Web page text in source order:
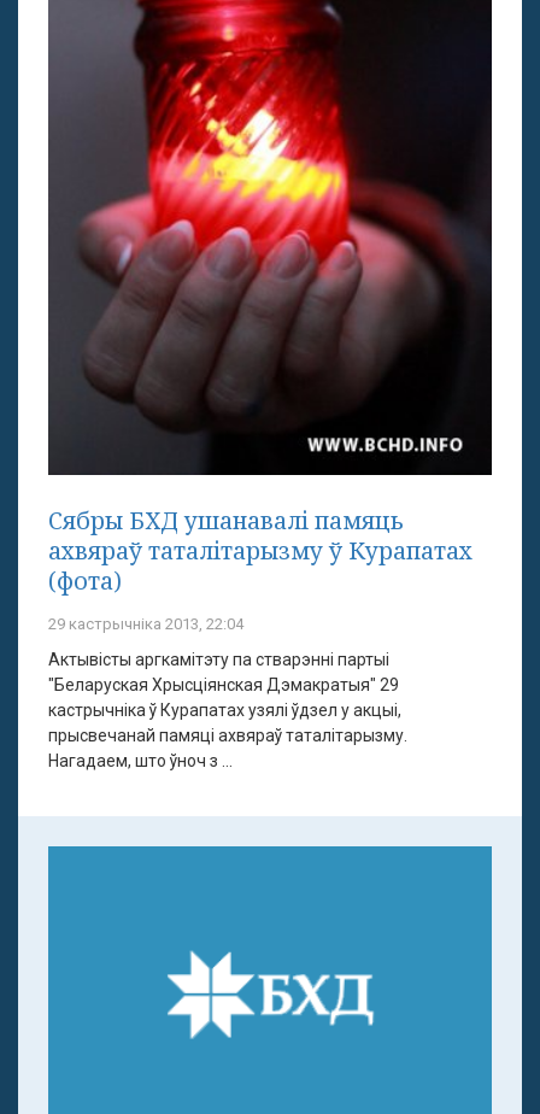
Сябры БХД ушанавалі памяць
ахвяраў таталітарызму ў Курапатах
(фота)
29 кастрычніка 2013, 22:04
Актывісты аргкамітэту па стварэнні партыі
"Беларуская Хрысціянская Дэмакратыя" 29
кастрычніка ў Курапатах узялі ўдзел у акцыі,
прысвечанай памяці ахвяраў таталітарызму.
Нагадаем, што ўноч з ...